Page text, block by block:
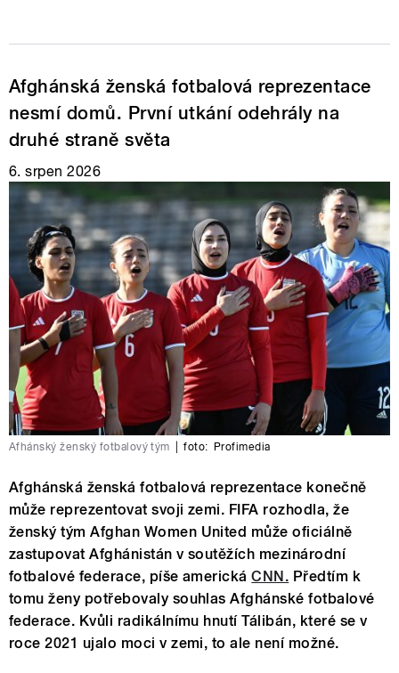
Afghánská ženská fotbalová reprezentace
nesmí domů. První utkání odehrály na
druhé straně světa
6. srpen 2026
Afhánský ženský fotbalový tým foto: Profimedia
Afghánská ženská fotbalová reprezentace konečně
může reprezentovat svoji zemi. FIFA rozhodla, že
ženský tým Afghan Women United může oficiálně
zastupovat Afghánistán v soutěžích mezinárodní
fotbalové federace, píše americkáCNN. Předtím k
tomu ženy potřebovaly souhlas Afghánské fotbalové
federace. Kvůli radikálnímu hnutí Tálibán, které se v
roce 2021 ujalo moci v zemi, to ale není možné.